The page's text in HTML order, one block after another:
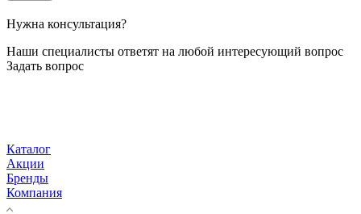
Нужна консультация?
Наши специалисты ответят на любой интересующий вопрос
Задать вопрос
Каталог
Акции
Бренды
Компания